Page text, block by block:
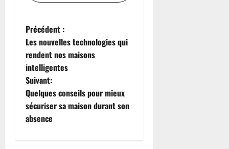
N
a
v
i
g
Précédent :
Les nouvelles technologies qui
rendent nos maisons
intelligentes
Suivant:
Quelques conseils pour mieux
sécuriser sa maison durant son
absence